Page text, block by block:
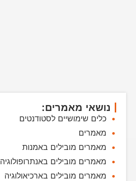
נושאי מאמרים:
כלים שימושיים לסטודנטים
מאמרים
מאמרים מובילים באמנות
מאמרים מובילים באנתרופולוגיה
מאמרים מובילים בארכיאולוגיה